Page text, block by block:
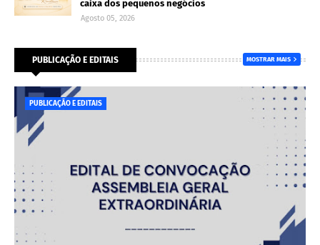
caixa dos pequenos negócios
Agosto 05, 2026
PUBLICAÇÃO E EDITAIS MOSTRAR MAIS
PUBLICAÇÃO E EDITAIS